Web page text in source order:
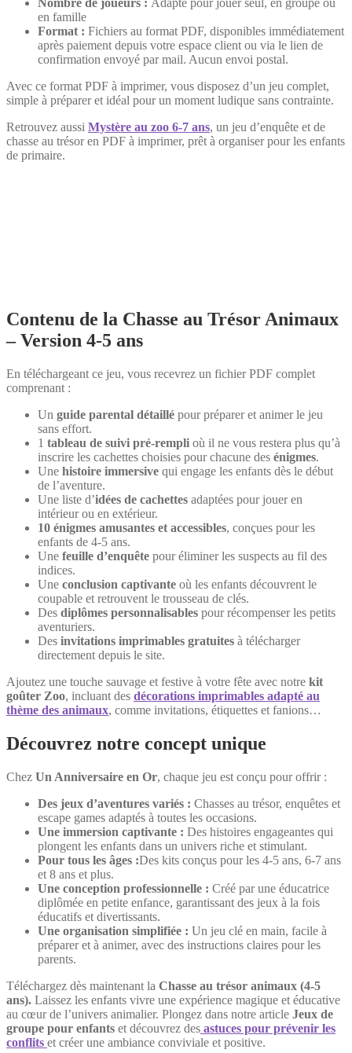
Nombre de joueurs : Adapté pour jouer seul, en groupe ou
en famille
Format : Fichiers au format PDF, disponibles immédiatement
après paiement depuis votre espace client ou via le lien de
confirmation envoyé par mail. Aucun envoi postal.
Avec ce format PDF à imprimer, vous disposez d’un jeu complet,
simple à préparer et idéal pour un moment ludique sans contrainte.
Retrouvez aussi Mystère au zoo 6-7 ans, un jeu d’enquête et de
chasse au trésor en PDF à imprimer, prêt à organiser pour les enfants
de primaire.
Contenu de la Chasse au Trésor Animaux
– Version 4-5 ans
En téléchargeant ce jeu, vous recevrez un fichier PDF complet
comprenant :
Un guide parental détaillé pour préparer et animer le jeu
sans effort.
1 tableau de suivi pré-rempli où il ne vous restera plus qu’à
inscrire les cachettes choisies pour chacune des énigmes.
Une histoire immersive qui engage les enfants dès le début
de l’aventure.
Une liste d’idées de cachettes adaptées pour jouer en
intérieur ou en extérieur.
10 énigmes amusantes et accessibles, conçues pour les
enfants de 4-5 ans.
Une feuille d’enquête pour éliminer les suspects au fil des
indices.
Une conclusion captivante où les enfants découvrent le
coupable et retrouvent le trousseau de clés.
Des diplômes personnalisables pour récompenser les petits
aventuriers.
Des invitations imprimables gratuites à télécharger
directement depuis le site.
Ajoutez une touche sauvage et festive à votre fête avec notre kit
goûter Zoo, incluant des décorations imprimables adapté au
thème des animaux, comme invitations, étiquettes et fanions…
Découvrez notre concept unique
Chez Un Anniversaire en Or, chaque jeu est conçu pour offrir :
Des jeux d’aventures variés : Chasses au trésor, enquêtes et
escape games adaptés à toutes les occasions.
Une immersion captivante : Des histoires engageantes qui
plongent les enfants dans un univers riche et stimulant.
Pour tous les âges :Des kits conçus pour les 4-5 ans, 6-7 ans
et 8 ans et plus.
Une conception professionnelle : Créé par une éducatrice
diplômée en petite enfance, garantissant des jeux à la fois
éducatifs et divertissants.
Une organisation simplifiée : Un jeu clé en main, facile à
préparer et à animer, avec des instructions claires pour les
parents.
Téléchargez dès maintenant la Chasse au trésor animaux (4-5
ans). Laissez les enfants vivre une expérience magique et éducative
au cœur de l’univers animalier. Plongez dans notre article Jeux de
groupe pour enfants et découvrez des astuces pour prévenir les
conflits et créer une ambiance conviviale et positive.